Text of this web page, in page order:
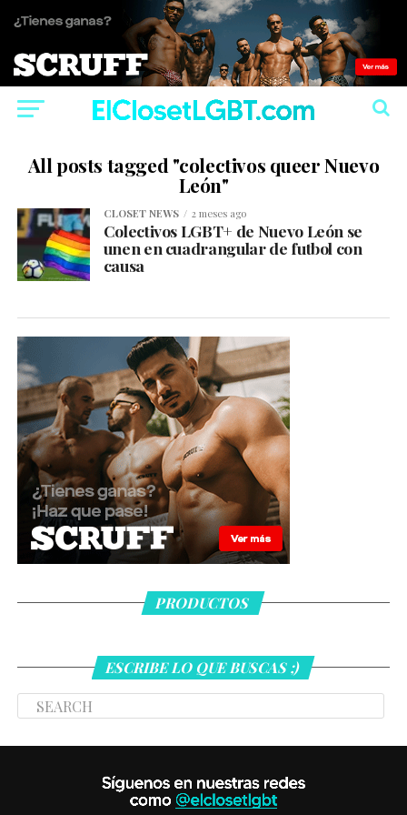
All posts tagged "colectivos queer Nuevo
León"
CLOSET NEWS 2 meses ago
Colectivos LGBT+ de Nuevo León se
unen en cuadrangular de futbol con
causa
PRODUCTOS
ESCRIBE LO QUE BUSCAS ;)